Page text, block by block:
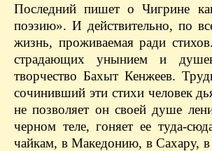
Последний пишет о Чигрине
поэзию». И действительно, по
жизнь, проживаемая ради
страдающих унынием и
творчество Бахыт Кенжеев.
сочинивший эти стихи человек
не позволяет он своей душе
черном теле, гоняет ее туда-
чайкам, в Македонию, в Сахару,